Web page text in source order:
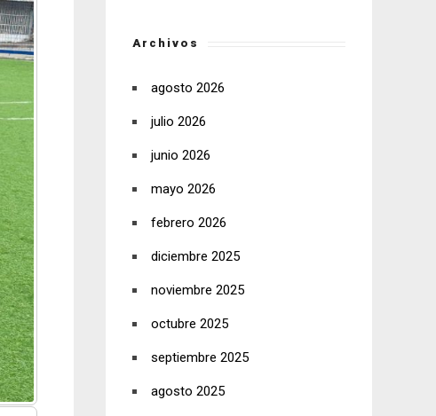
Archivos
agosto 2026
julio 2026
junio 2026
mayo 2026
febrero 2026
diciembre 2025
noviembre 2025
octubre 2025
septiembre 2025
agosto 2025